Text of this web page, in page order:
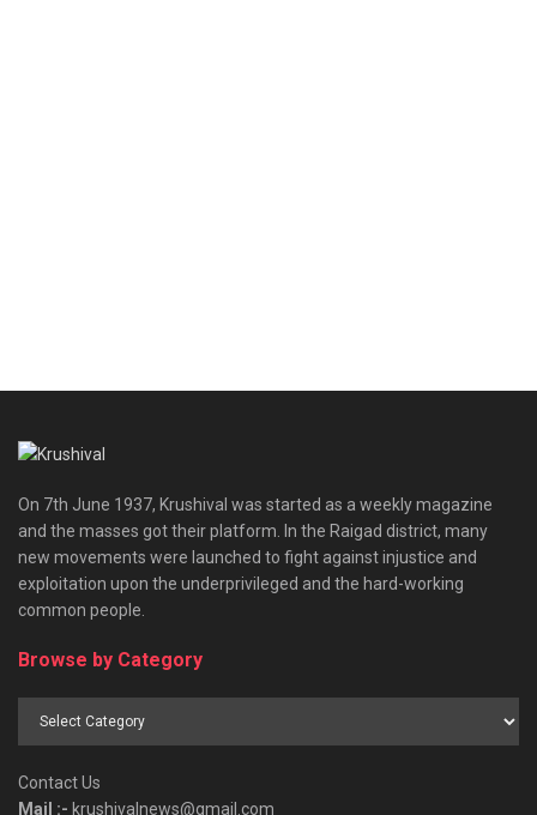
On 7th June 1937, Krushival was started as a weekly magazine
and the masses got their platform. In the Raigad district, many
new movements were launched to fight against injustice and
exploitation upon the underprivileged and the hard-working
common people.
Browse by Category
Contact Us
Mail :- krushivalnews@gmail.com